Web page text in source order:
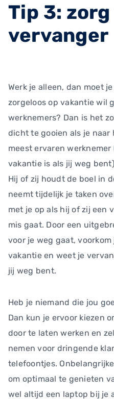
Tip 3:
vervanger
Werk je alleen, dan moet
zorgeloos op vakantie wil
werknemers? Dan is het
dicht te gooien als je
meest ervaren
vakantie is als jij weg
Hij of zij houdt de boel in
neemt tijdelijk je taken
met je op als hij of zij een
mis gaat. Door een
voor je weg gaat,
vakantie en weet je
jij weg bent.
Heb je niemand die jou
Dan kun je ervoor kiezen
door te laten werken en
nemen voor dringende
telefoontjes.
om optimaal te genieten
wel altijd een laptop bij je